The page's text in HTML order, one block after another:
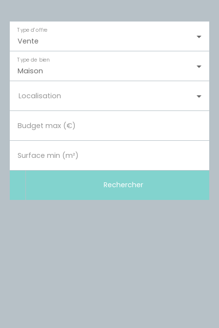
Vente
Type d'offre
Maison
Type de bien
Localisation
Budget max (€)
Surface min (m²)
Rechercher